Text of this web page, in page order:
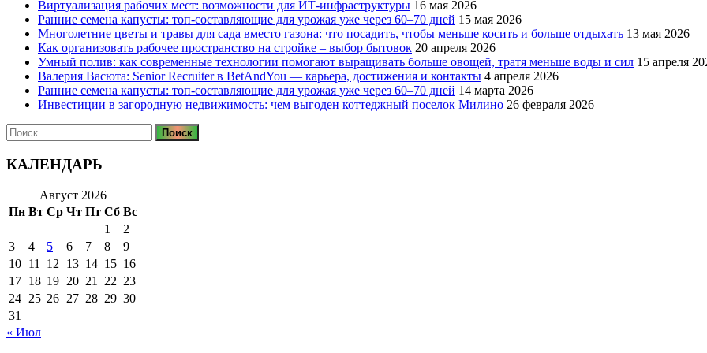
Виртуализация рабочих мест: возможности для ИТ-инфраструктуры 16 мая 2026
Ранние семена капусты: топ‑составляющие для урожая уже через 60–70 дней 15 мая 2026
Многолетние цветы и травы для сада вместо газона: что посадить, чтобы меньше косить и больше отдыхать 13 мая 2026
Как организовать рабочее пространство на стройке – выбор бытовок 20 апреля 2026
Умный полив: как современные технологии помогают выращивать больше овощей, тратя меньше воды и сил 15 апреля
Валерия Васюта: Senior Recruiter в BetAndYou — карьера, достижения и контакты 4 апреля 2026
Ранние семена капусты: топ‑составляющие для урожая уже через 60–70 дней 14 марта 2026
Инвестиции в загородную недвижимость: чем выгоден коттеджный поселок Милино 26 февраля 2026
Найти:
КАЛЕНДАРЬ
Август 2026
Пн Вт Ср Чт Пт Сб Вс
1
2
3
4 5 6 7 8
9
10 11 12 13 14 15 16
17 18 19 20 21 22 23
24 25 26 27 28 29 30
31
« Июл